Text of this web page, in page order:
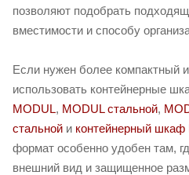
позволяют подобрать
вместимости и способу
Если нужен более компактный
использовать контейнерные
MODUL, MODUL стальной,
стальной и контейнерный шкаф
формат особенно удобен там,
внешний вид и защищенное